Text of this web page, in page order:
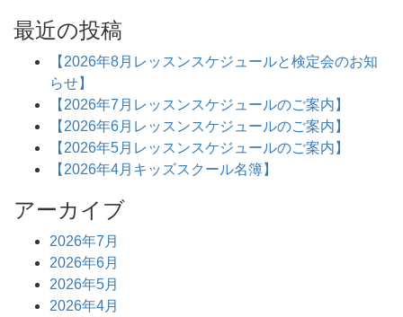
最近の投稿
【2026年8月レッスンスケジュールと検定会のお知
らせ】
【2026年7月レッスンスケジュールのご案内】
【2026年6月レッスンスケジュールのご案内】
【2026年5月レッスンスケジュールのご案内】
【2026年4月キッズスクール名簿】
アーカイブ
2026年7月
2026年6月
2026年5月
2026年4月